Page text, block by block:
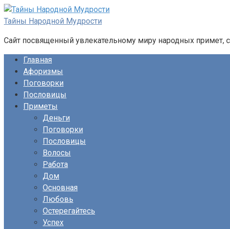
Перейти
к
Тайны Народной Мудрости
Сайт посвященный увлекательному миру народных примет,
Главная
Афоризмы
Поговорки
Пословицы
Приметы
Деньги
Поговорки
Пословицы
Волосы
Работа
Дом
Основная
Любовь
Остерегайтесь
Успех